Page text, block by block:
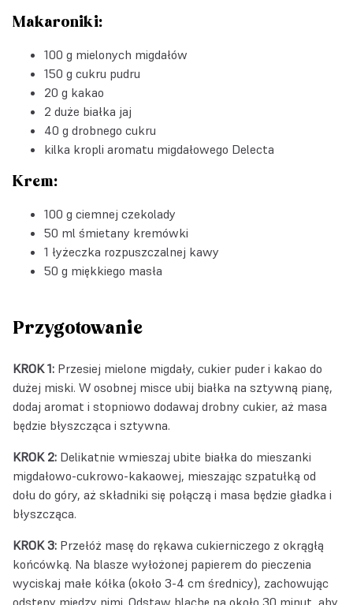
Makaroniki:
100 g mielonych migdałów
150 g cukru pudru
20 g kakao
2 duże białka jaj
40 g drobnego cukru
kilka kropli aromatu migdałowego Delecta
Krem:
100 g ciemnej czekolady
50 ml śmietany kremówki
1 łyżeczka rozpuszczalnej kawy
50 g miękkiego masła
Przygotowanie
KROK 1: Przesiej mielone migdały, cukier puder i kakao do
dużej miski. W osobnej misce ubij białka na sztywną pianę,
dodaj aromat i stopniowo dodawaj drobny cukier, aż masa
będzie błyszcząca i sztywna.
KROK 2: Delikatnie wmieszaj ubite białka do mieszanki
migdałowo-cukrowo-kakaowej, mieszając szpatułką od
dołu do góry, aż składniki się połączą i masa będzie gładka i
błyszcząca.
KROK 3: Przełóż masę do rękawa cukierniczego z okrągłą
końcówką. Na blasze wyłożonej papierem do pieczenia
wyciskaj małe kółka (około 3-4 cm średnicy), zachowując
odstępy między nimi. Odstaw blachę na około 30 minut, aby